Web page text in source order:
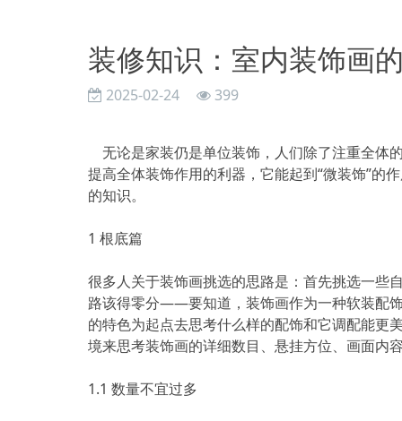
装修知识：室内装饰画
2025-02-24 399
无论是家装仍是单位装饰，人们除了注重全体
提高全体装饰作用的利器，它能起到“微装饰”的
的知识。
1 根底篇
很多人关于装饰画挑选的思路是：首先挑选一些
路该得零分——要知道，装饰画作为一种软装配
的特色为起点去思考什么样的配饰和它调配能更
境来思考装饰画的详细数目、悬挂方位、画面内
1.1 数量不宜过多